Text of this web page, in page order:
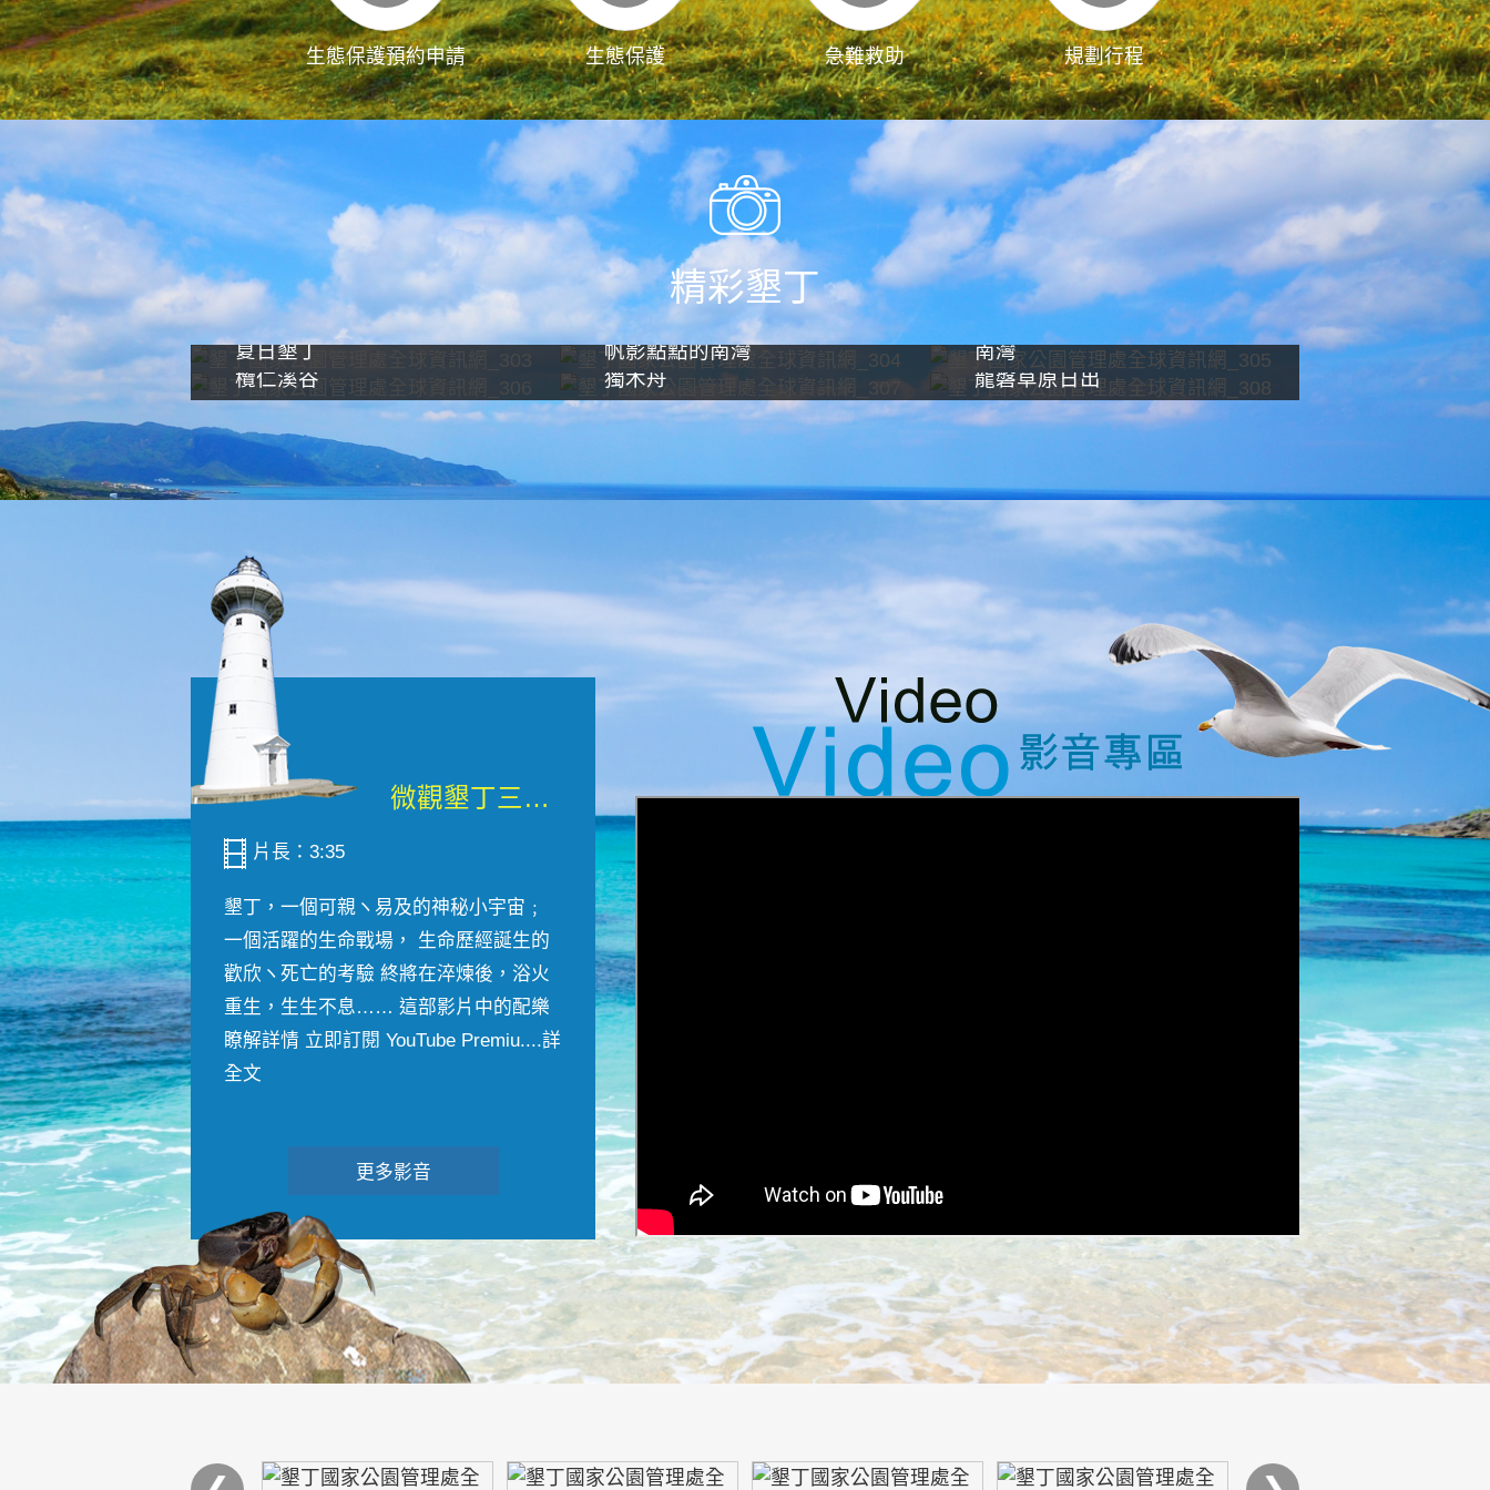
生態保護預約申請 生態保護 急難救助 規劃行程 影像直播
精彩墾丁
夏日墾丁 帆影點點的南灣
南灣
欖仁溪谷
獨木舟 龍磐草原日出
微觀墾丁三部曲 重生....
片長：3:35
墾丁，一個可親ヽ易及的神秘小宇宙﹔
一個活躍的生命戰場， 生命歷經誕生的
歡欣ヽ死亡的考驗 終將在淬煉後，浴火
重生，生生不息…… 這部影片中的配樂
瞭解詳情 立即訂閱 YouTube Premiu....詳
全文
更多影音